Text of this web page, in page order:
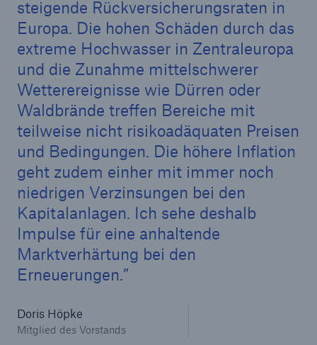
steigende Rückversicherungsraten in
Europa. Die hohen Schäden durch das
extreme Hochwasser in Zentraleuropa
und die Zunahme mittelschwerer
Wetterereignisse wie Dürren oder
Waldbrände treffen Bereiche mit
teilweise nicht risikoadäquaten Preisen
und Bedingungen. Die höhere Inflation
geht zudem einher mit immer noch
niedrigen Verzinsungen bei den
Kapitalanlagen. Ich sehe deshalb
Impulse für eine anhaltende
Marktverhärtung bei den
Erneuerungen.
Doris Höpke
Mitglied des Vorstands
Lösungen
Sachdeckung durch einen leistungsfähigen
Rückversicherungspartner